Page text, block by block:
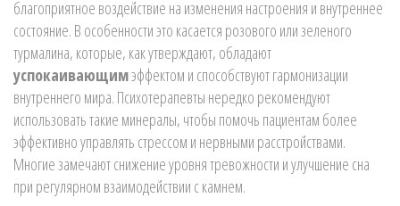
благоприятное воздействие на изменения настроения и внутреннее
состояние. В особенности это касается розового или зеленого
турмалина, которые, как утверждают, обладают
успокаивающимэффектом и способствуют гармонизации
внутреннего мира. Психотерапевты нередко рекомендуют
использовать такие минералы, чтобы помочь пациентам более
эффективно управлять стрессом и нервными расстройствами.
Многие замечают снижение уровня тревожности и улучшение сна
при регулярном взаимодействии с камнем.